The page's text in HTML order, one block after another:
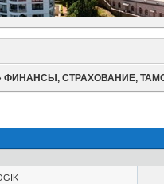
ФИНАНСЫ, СТРАХОВАНИЕ,